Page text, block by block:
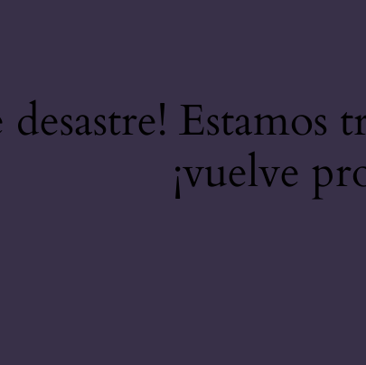
desastre!
¡vuelve